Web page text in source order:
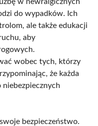
do wypadków. Ich
ale także edukacji
aby
wobec tych, którzy
że każda
bezpieczeństwo.